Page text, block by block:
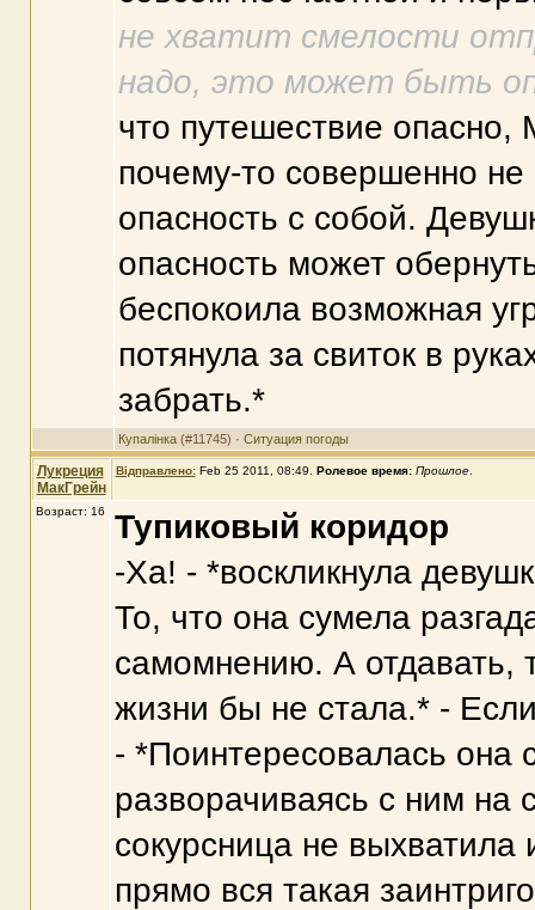
не хватит смелости
надо, это может быть
что путешествие
почему-то совершенно
опасность с собой.
опасность может
беспокоила возможная
потянула за свиток в
забрать.*
Купалінка(#11745) · Ситуация погоды
Лукреция
МакГрейн
Відправлено: Feb 25 2011, 08:49 Ролевое время: Прошлое.
Возраст: 16
Тупиковый коридор
-Ха! - *воскликнула
То, что она сумела
самомнению. А отдавать,
жизни бы не стала.* -
- *Поинтересовалась она
разворачиваясь с ним на
сокурсница не выхватила
прямо вся такая